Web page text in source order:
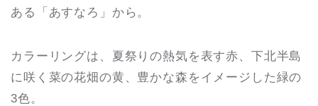
ある「あすなろ」から。
カラーリングは、夏祭りの熱気を表す赤、下北半島
に咲く菜の花畑の黄、豊かな森をイメージした緑の
3色。